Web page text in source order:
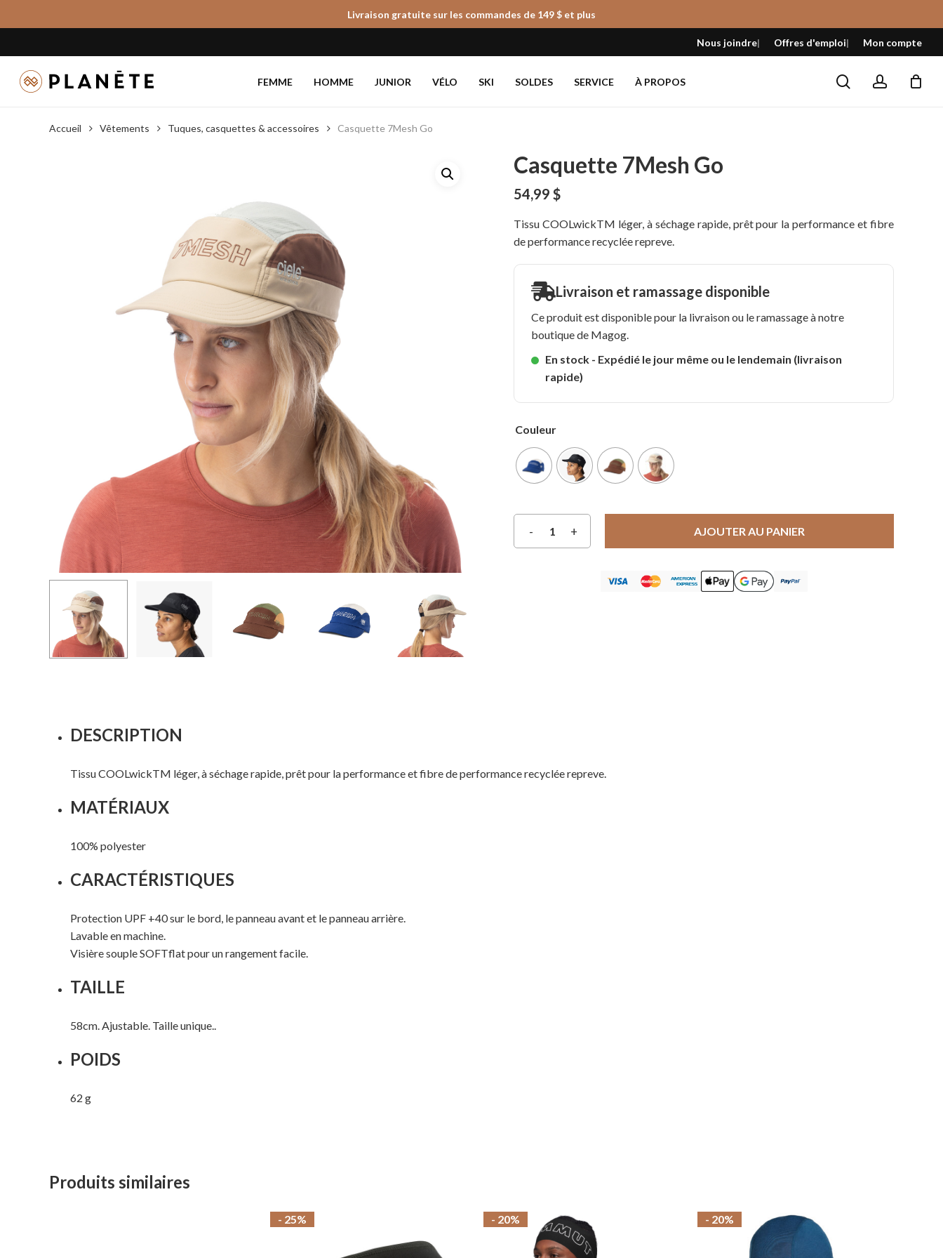
to
content
Livraison gratuite sur les commandes de 149 $ et plus
Nous joindre Offres d'emploi Mon compte
FEMME HOMME JUNIOR VÉLO SKI SOLDES SERVICE À PROPOS searchaccount
Fermer
le
panier
Accueil Vêtements Tuques, casquettes & accessoires Casquette 7Mesh Go
Casquette 7Mesh Go
54,99$
Tissu COOLwickTM léger, à séchage rapide, prêt pour la performance et fibre
de performance recyclée repreve.
Livraison et ramassage disponible
Ce produit est disponible pour la livraison ou le ramassage à notre
boutique de Magog.
En stock - Expédié le jour même ou le lendemain (livraison
rapide)
Couleur
AJOUTER AU PANIER
DESCRIPTION
Tissu COOLwickTM léger, à séchage rapide, prêt pour la performance et fibre de performance recyclée repreve.
MATÉRIAUX
100% polyester
CARACTÉRISTIQUES
Protection UPF +40 sur le bord, le panneau avant et le panneau arrière.
Lavable en machine.
Visière souple SOFTflat pour un rangement facile.
TAILLE
58cm. Ajustable. Taille unique..
POIDS
62 g
Produits similaires
- 25% - 20% - 20%